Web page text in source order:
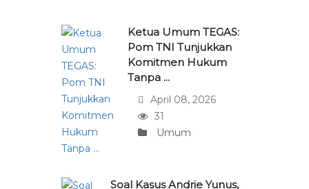
Ketua Umum TEGAS:
Pom TNI Tunjukkan
Komitmen Hukum
Tanpa ...
April 08, 2026
31
Umum
Soal Kasus Andrie Yunus,